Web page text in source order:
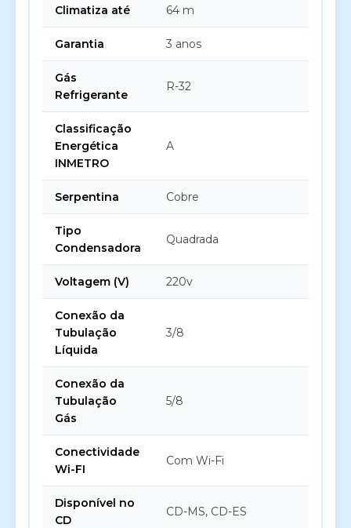
Climatiza até 64 m
Garantia 3 anos
Gás
Refrigerante
R-32
Classificação
Energética
INMETRO
A
Serpentina Cobre
Tipo
Condensadora
Quadrada
Voltagem (V) 220v
Conexão da
Tubulação
Líquida
3/8
Conexão da
Tubulação
Gás
5/8
Conectividade
Wi-FI
Com Wi-Fi
Disponível no
CD
CD-MS, CD-ES